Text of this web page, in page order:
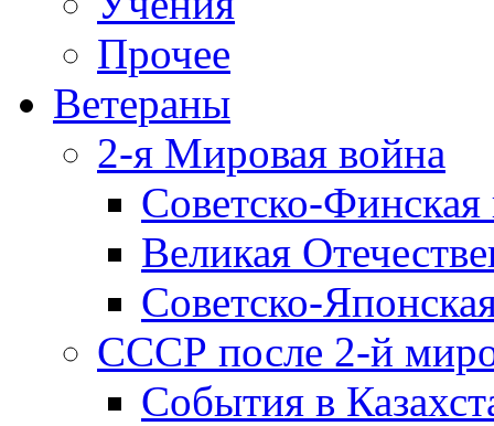
Прочее
Ветераны
2-я Мировая война
Советско-
Великая
Советско-
СССР после 2-й
События в